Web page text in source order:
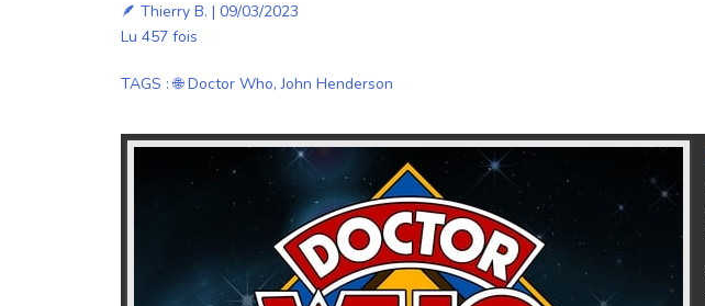
🪶 Thierry B. | 09/03/2023
Lu 457 fois
TAGS :🌐 Doctor Who,John Henderson